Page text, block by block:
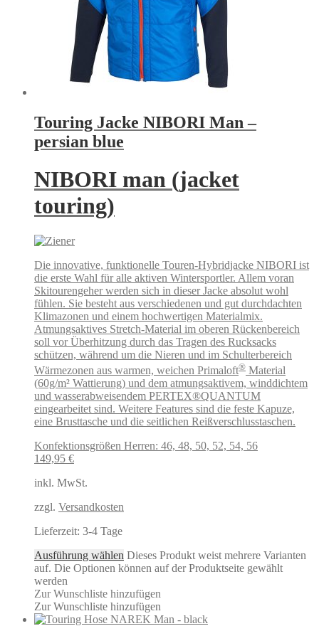
Touring Jacke NIBORI Man –
persian blue
NIBORI man (jacket
touring)
Die innovative, funktionelle Touren-Hybridjacke NIBORI ist
die erste Wahl für alle aktiven Wintersportler. Allem voran
Skitourengeher werden sich in dieser Jacke absolut wohl
fühlen. Sie besteht aus verschiedenen und gut durchdachten
Klimazonen und einem hochwertigen Materialmix.
Atmungsaktives Stretch-Material im oberen Rückenbereich
soll vor Überhitzung durch das Tragen des Rucksacks
schützen, während um die Nieren und im Schulterbereich
Wärmezonen aus warmen, weichen Primaloft® Material
(60g/m² Wattierung) und dem atmungsaktivem, winddichtem
und wasserabweisendem PERTEX®QUANTUM
eingearbeitet sind. Weitere Features sind die feste Kapuze,
eine Brusttasche und die seitlichen Reißverschlusstaschen.
Konfektionsgrößen Herren: 46, 48, 50, 52, 54, 56
149,95 €
inkl. MwSt.
zzgl. Versandkosten
Lieferzeit: 3-4 Tage
Ausführung wählen Dieses Produkt weist mehrere Varianten
auf. Die Optionen können auf der Produktseite gewählt
werden
Zur Wunschliste hinzufügen
Zur Wunschliste hinzufügen